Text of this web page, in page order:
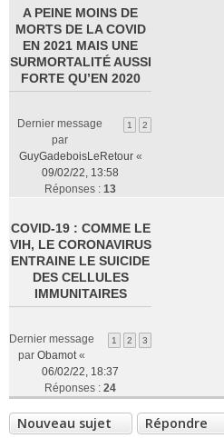
A PEINE MOINS DE
MORTS DE LA COVID
EN 2021 MAIS UNE
SURMORTALITÉ AUSSI
FORTE QU’EN 2020
1 2
Dernier message
par
GuyGadeboisLeRetour«
09/02/22, 13:58
Réponses : 13
COVID-19 : COMME LE
VIH, LE CORONAVIRUS
ENTRAINE LE SUICIDE
DES CELLULES
IMMUNITAIRES
1 2 3
Dernier message
par Obamot «
06/02/22, 18:37
Réponses : 24
Nouveau sujet Répondre